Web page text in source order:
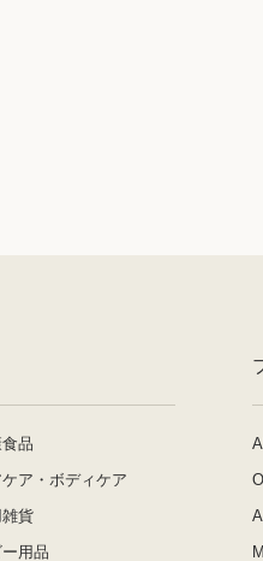
品
ア・ボディケア
雑貨
用品